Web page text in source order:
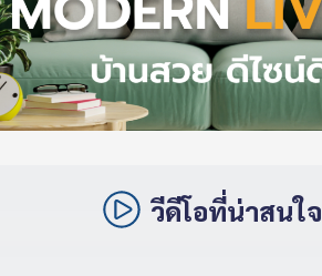
วีดีโอที่น่าสนใจ